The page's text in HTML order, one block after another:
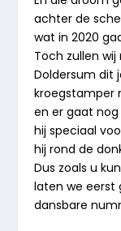
achter de
wat in 2020
Toch zullen
Doldersum dit
kroegstamper
en er gaat
hij speciaal
hij rond de
Dus zoals u
laten we eerst
dansbare